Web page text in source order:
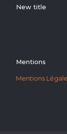
New title
Mentions
Mentions